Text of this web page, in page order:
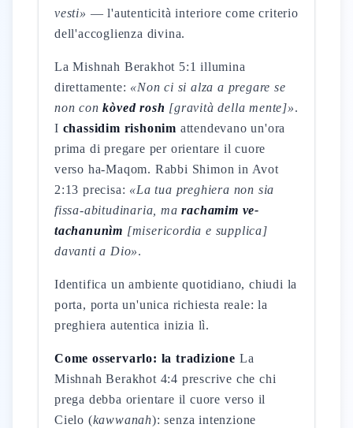
vesti» — l'autenticità interiore come criterio
dell'accoglienza divina.
La Mishnah Berakhot 5:1 illumina
direttamente: «Non ci si alza a pregare se
non conkòved rosh [gravità della mente]».
I chassidim rishonim attendevano un'ora
prima di pregare per orientare il cuore
verso ha-Maqom. Rabbi Shimon in Avot
2:13 precisa: «La tua preghiera non sia
fissa-abitudinaria, marachamim ve-
tachanunìm [misericordia e supplica]
davanti a Dio».
Identifica un ambiente quotidiano, chiudi la
porta, porta un'unica richiesta reale: la
preghiera autentica inizia lì.
Come osservarlo: la tradizione La
Mishnah Berakhot 4:4 prescrive che chi
prega debba orientare il cuore verso il
Cielo (kawwanah): senza intenzione